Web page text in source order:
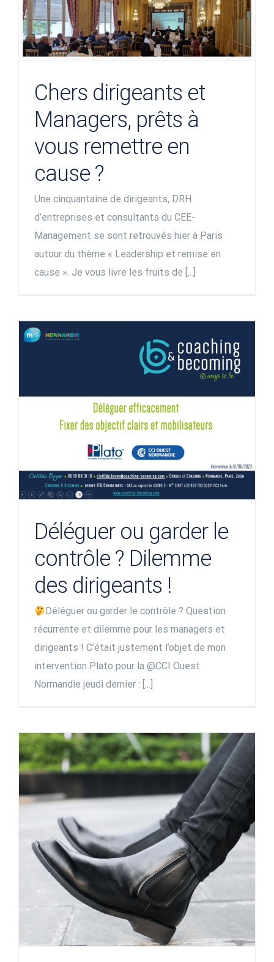
Chers dirigeants et
Managers, prêts à
vous remettre en
cause ?
Une cinquantaine de dirigeants, DRH
d’entreprises et consultants du CEE-
Management se sont retrouvés hier à Paris
autour du thème « Leadership et remise en
cause ». Je vous livre les fruits de [...]
Déléguer ou garder le
contrôle ? Dilemme
des dirigeants !
Déléguer ou garder le contrôle ? Question
récurrente et dilemme pour les managers et
dirigeants ! C’était justement l’objet de mon
intervention Plato pour la @CCI Ouest
Normandie jeudi dernier : [...]